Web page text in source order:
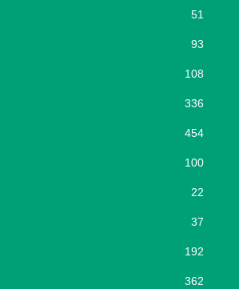
51
93
108
336
454
100
22
37
192
362